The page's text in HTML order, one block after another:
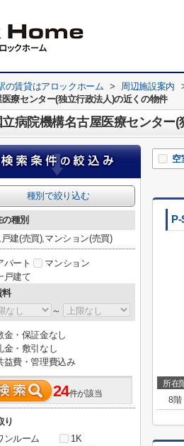
の賃貸はアロックホーム > 周辺施設案内
療センター(独立行政法人)の近くの物件
立病院機構名古屋医療センター
空
所在
8階
種別で絞り込む
種別
建(売買),マンション(売買)
パート
マンション
戸建て
～
金・保証金なし
金・敷引なし
益費・管理費込み
24件が該当
り
ンルーム
1K